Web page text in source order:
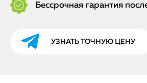
Бессрочная гарантия
УЗНАТЬ ТОЧНУЮ ЦЕНУ